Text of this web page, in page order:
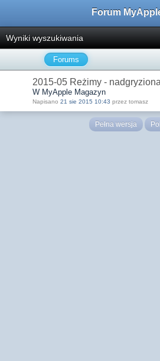
Forum
Wyniki wyszukiwania
Forums
2015-05 Reżimy -
W MyApple Magazyn
Napisano 21 sie 2015 10:43 przez tomasz
Pełna wersja